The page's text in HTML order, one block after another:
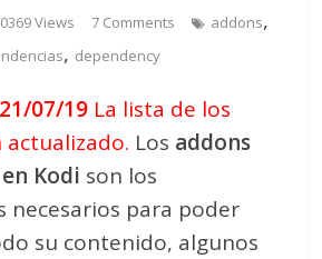
Views 7 Comments addons,
, dependency
07/19 La lista de los
actualizado. Los addons
Kodi son los
necesarios para poder
su contenido, algunos